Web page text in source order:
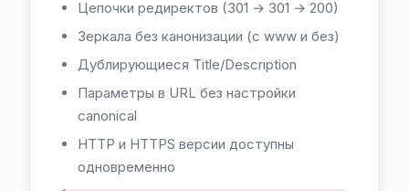
Цепочки редиректов (301 → 301 → 200)
Зеркала без канонизации (с www и без)
Дублирующиеся Title/Description
Параметры в URL без настройки
canonical
HTTP и HTTPS версии доступны
одновременно